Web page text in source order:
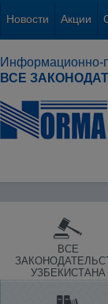
Новости Акции
Информационно-
ВСЕ
ВСЕ
УЗБЕКИСТАНА